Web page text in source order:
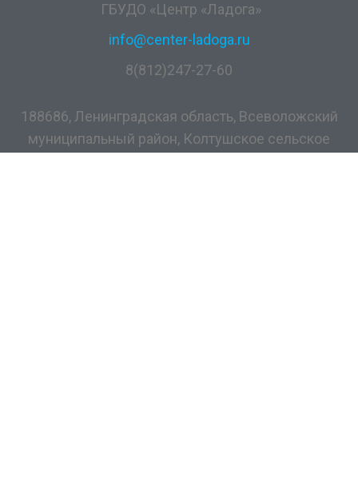
ГБУДО «Центр «Ладога»
info@center-ladoga.ru
8(812)247-27-60
188686, Ленинградская область, Всеволожский
муниципальный район, Колтушское сельское